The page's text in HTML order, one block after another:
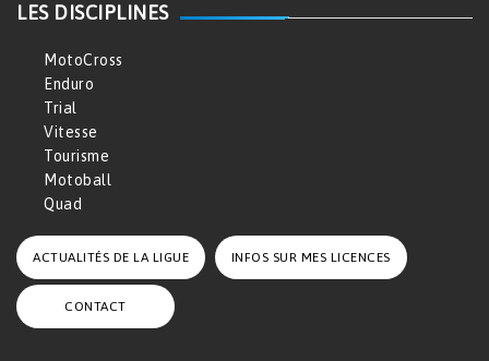
LES DISCIPLINES
MotoCross
Enduro
Trial
Vitesse
Tourisme
Motoball
Quad
ACTUALITÉS DE LA LIGUE INFOS SUR MES LICENCES
CONTACT